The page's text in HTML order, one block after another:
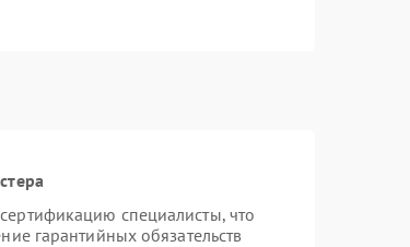
специалисты, что
гарантийных обязательств